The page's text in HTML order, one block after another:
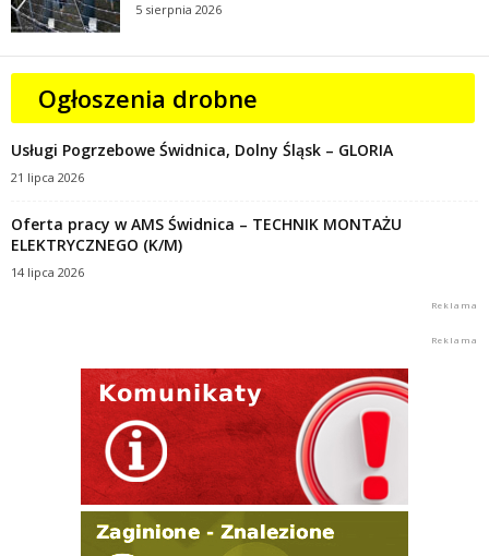
5 sierpnia 2026
Ogłoszenia drobne
Usługi Pogrzebowe Świdnica, Dolny Śląsk – GLORIA
21 lipca 2026
Oferta pracy w AMS Świdnica – TECHNIK MONTAŻU
ELEKTRYCZNEGO (K/M)
14 lipca 2026